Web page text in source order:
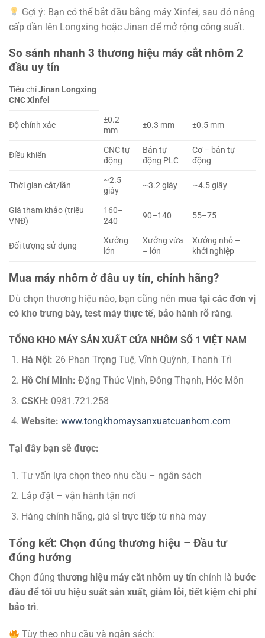
Gợi ý: Bạn có thể bắt đầu bằng máy Xinfei, sau đó nâng
cấp dần lên Longxing hoặc Jinan để mở rộng công suất.
So sánh nhanh 3 thương hiệu máy cắt nhôm 2
đầu uy tín
Tiêu chíJinan Longxing
CNCXinfei
Độ chính xác
±0.2
mm
±0.3 mm ±0.5 mm
Điều khiển
CNC tự
động
Bán tự
động PLC
Cơ – bán tự
động
Thời gian cắt/lần
~2.5
giây
~3.2 giây ~4.5 giây
Giá tham khảo (triệu
VNĐ)
160–
240
90–140 55–75
Đối tượng sử dụng
Xưởng
lớn
Xưởng vừa
– lớn
Xưởng nhỏ –
khởi nghiệp
Mua máy nhôm ở đâu uy tín, chính hãng?
Dù chọn thương hiệu nào, bạn cũng nên mua tại các đơn vị
có kho trưng bày, test máy thực tế, bảo hành rõ ràng.
TỔNG KHO MÁY SẢN XUẤT CỬA NHÔM SỐ 1 VIỆT NAM
Hà Nội: 26 Phan Trọng Tuệ, Vĩnh Quỳnh, Thanh Trì
Hồ Chí Minh: Đặng Thúc Vịnh, Đông Thạnh, Hóc Môn
CSKH: 0981.721.258
Website: www.tongkhomaysanxuatcuanhom.com
Tại đây bạn sẽ được:
Tư vấn lựa chọn theo nhu cầu – ngân sách
Lắp đặt – vận hành tận nơi
Hàng chính hãng, giá sỉ trực tiếp từ nhà máy
Tổng kết: Chọn đúng thương hiệu – Đầu tư
đúng hướng
Chọn đúng thương hiệu máy cắt nhôm uy tín chính là bước
đầu để tối ưu hiệu suất sản xuất, giảm lỗi, tiết kiệm chi phí
bảo trì.
Tùy theo nhu cầu và ngân sách: